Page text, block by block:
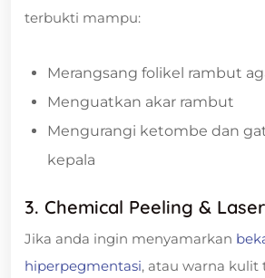
terbukti mampu:
Merangsang folikel rambut
Menguatkan akar rambut
Mengurangi ketombe dan
kepala
3. Chemical Peeling &
Jika anda ingin menyamarkan
hiperpegmentasi, atau warna kulit